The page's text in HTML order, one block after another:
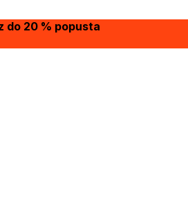
do 20 % popusta